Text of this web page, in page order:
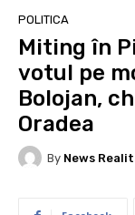
POLITICA
Miting în
votul pe
Bolojan,
Oradea
By News